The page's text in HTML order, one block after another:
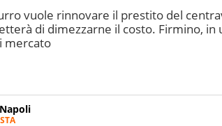
vuole rinnovare il prestito del
di dimezzarne il costo. Firmino, in
mercato